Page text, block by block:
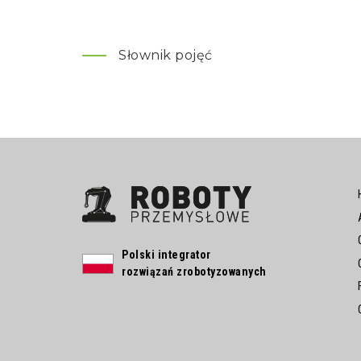
Słownik pojęć
Polski integrator
rozwiązań zrobotyzowanych